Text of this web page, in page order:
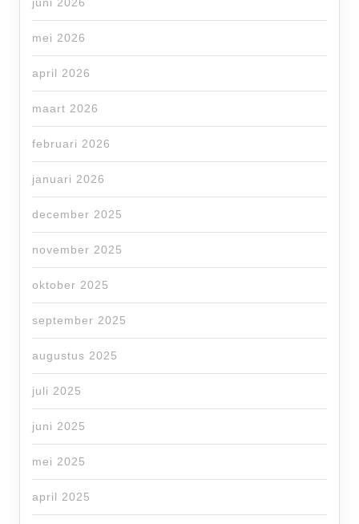
mei 2026
april 2026
maart 2026
februari 2026
januari 2026
december 2025
november 2025
oktober 2025
september 2025
augustus 2025
juli 2025
juni 2025
mei 2025
april 2025